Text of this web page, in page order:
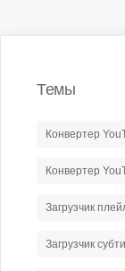
Темы
Конвертер
Конвертер
Загрузчик
Загрузчик